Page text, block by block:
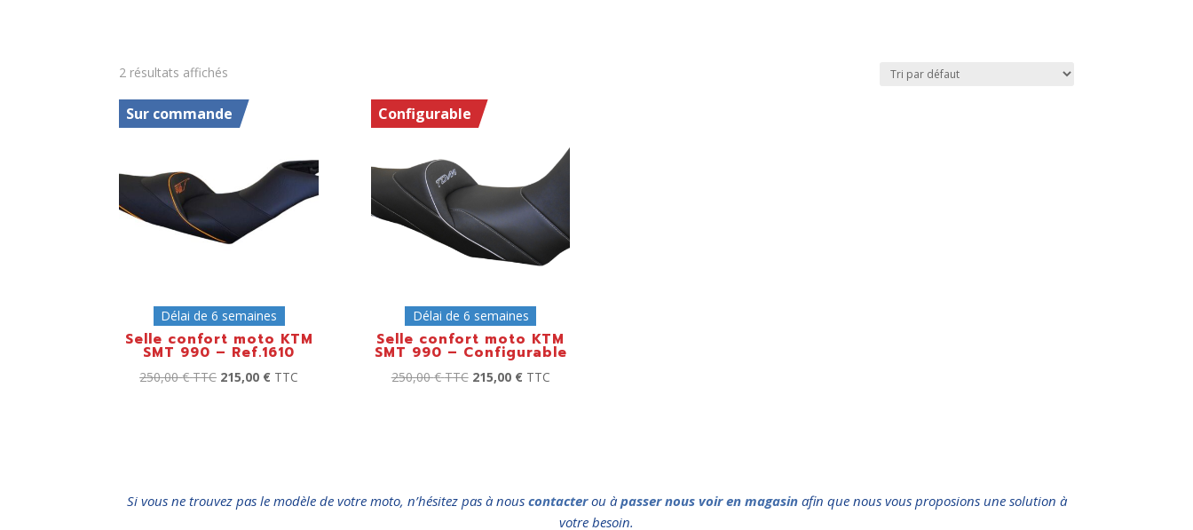
2 résultats affichés
Sur commande
Délai de 6 semaines
Selle confort moto KTM
SMT 990 – Ref.1610
250,00€ TTC 215,00 € TTC
Configurable
Délai de 6 semaines
Selle confort moto KTM
SMT 990 – Configurable
250,00€ TTC 215,00 € TTC
Si vous ne trouvez pas le modèle de votre moto, n’hésitez pas à nous contacterou à passer nous voir en magasinafin que nous vous proposions une solution à
votre besoin.